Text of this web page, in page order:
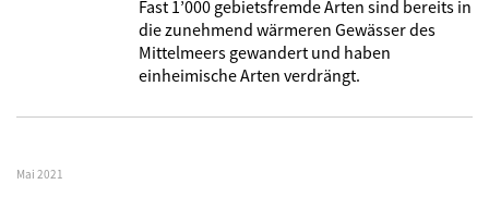
Fast 1’000 gebietsfremde Arten sind bereits in
die zunehmend wärmeren Gewässer des
Mittelmeers gewandert und haben
einheimische Arten verdrängt.
Mai 2021